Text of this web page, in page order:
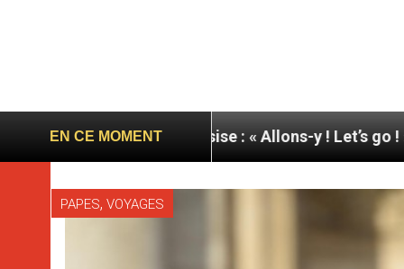
EN CE MOMENT
pape à Assise : « Allons-y ! Let’s go ! »
PAPES, VOYAGES